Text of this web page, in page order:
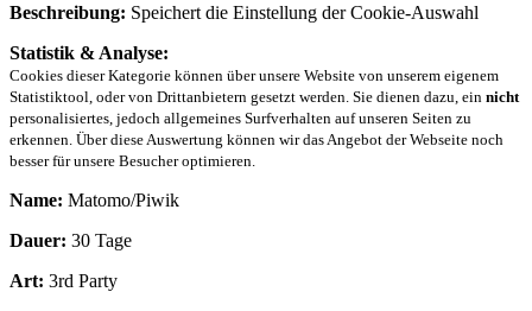
Beschreibung: Speichert die Einstellung der Cookie-Auswahl
Statistik & Analyse:
Cookies dieser Kategorie können über unsere Website von unserem eigenem
Statistiktool, oder von Drittanbietern gesetzt werden. Sie dienen dazu, ein nicht
personalisiertes, jedoch allgemeines Surfverhalten auf unseren Seiten zu
erkennen. Über diese Auswertung können wir das Angebot der Webseite noch
besser für unsere Besucher optimieren.
Name: Matomo/Piwik
Dauer: 30 Tage
Art: 3rd Party